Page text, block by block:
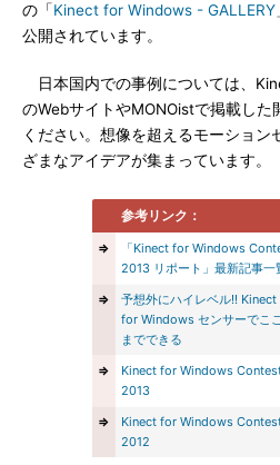
の「Kinect for Windows - GALLERY
公開されています。
日本国内での事例については、
のWebサイトやMONOistで掲載し
ください。想像を超えるモーション
ざまなアイデアが集まっています。
参考リンク：
⇒
「Kinect for Windows
2013 リポート」最新記事一
⇒
予想外にハイレベル!! Kinect
for Windows センサーでここ
までできる
⇒
Kinect for Windows
2013
⇒
Kinect for Windows
2012